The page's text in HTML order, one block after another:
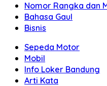
Nomor Rangka dan
Bahasa Gaul
Bisnis
Sepeda Motor
Mobil
Info Loker Bandung
Arti Kata